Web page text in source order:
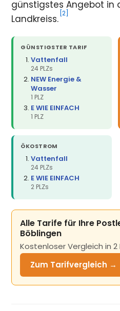
günstigstes Angebot in
Landkreiss. [2]
GÜNSTIGSTER TARIF
Vattenfall
24 PLZs
NEW Energie &
Wasser
1 PLZ
E WIE EINFACH
1 PLZ
ÖKOSTROM
Vattenfall
24 PLZs
E WIE EINFACH
2 PLZs
Alle Tarife für Ihre
Böblingen
Kostenloser Vergleich in 2
Zum Tarifvergleich →